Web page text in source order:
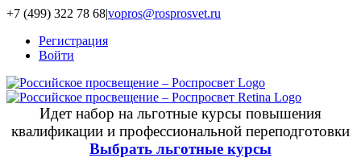
+7 (499) 322 78 68|vopros@rosprosvet.ru
Регистрация
Войти
Идет набор на льготные курсы повышения
квалификации и профессиональной переподготовки
Выбрать льготные курсы